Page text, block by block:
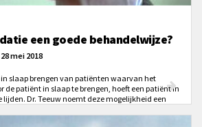
een goede behandelwijze?
mei 2018
slaap brengen van patiënten waarvan het
de patiënt in slaap te brengen, hoeft een patiënt in
Dr. Teeuw noemt deze mogelijkheid een